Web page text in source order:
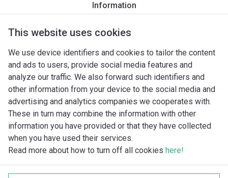
Information
This website uses cookies
We use device identifiers and cookies to tailor the content
and ads to users, provide social media features and
analyze our traffic. We also forward such identifiers and
other information from your device to the social media and
advertising and analytics companies we cooperates with.
These in turn may combine the information with other
information you have provided or that they have collected
when you have used their services.
Read more about how to turn off all cookies here!
Imprint
Behandling av personuppgifter